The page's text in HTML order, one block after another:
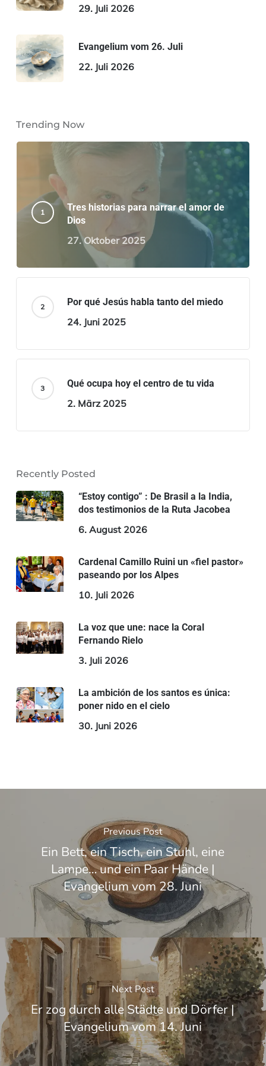
29. Juli 2026
Evangelium vom 26. Juli
22. Juli 2026
Trending Now
Tres historias para narrar el amor de
Dios
27. Oktober 2025
Por qué Jesús habla tanto del miedo
24. Juni 2025
Qué ocupa hoy el centro de tu vida
2. März 2025
Recently Posted
“Estoy contigo” : De Brasil a la India,
dos testimonios de la Ruta Jacobea
6. August 2026
Cardenal Camillo Ruini un «fiel pastor»
paseando por los Alpes
10. Juli 2026
La voz que une: nace la Coral
Fernando Rielo
3. Juli 2026
La ambición de los santos es única:
poner nido en el cielo
30. Juni 2026
Previous Post
Ein Bett, ein Tisch, ein Stuhl, eine
Lampe… und ein Paar Hände |
Evangelium vom 28. Juni
Next Post
Er zog durch alle Städte und Dörfer |
Evangelium vom 14. Juni